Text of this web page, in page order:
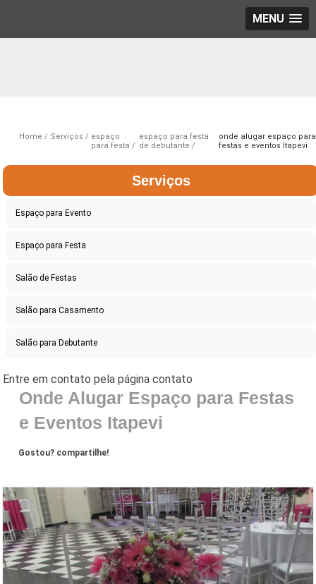
MENU
Home Serviços
espaço
para festa
espaço para festa
de debutante
onde alugar espaço para
festas e eventos Itapevi
Serviços
Espaço para Evento
Espaço para Festa
Salão de Festas
Salão para Casamento
Salão para Debutante
Onde Alugar Espaço para Festas
e Eventos Itapevi
Gostou? compartilhe!